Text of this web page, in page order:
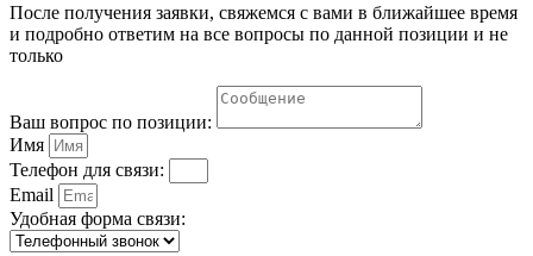
После получения заявки, свяжемся с вами в ближайшее время
и подробно ответим на все вопросы по данной позиции и не
только
Ваш вопрос по позиции:
Имя
Телефон для связи:
Email
Удобная форма связи: